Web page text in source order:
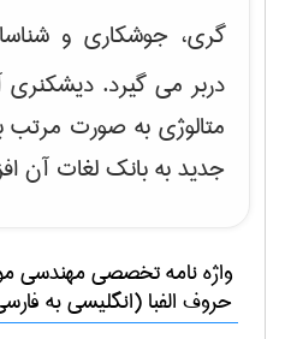
گری، جوشکاری و
دربر می گیرد. دیشکنری
متالوژی به صورت مرتب
جدید به بانک لغات آن
واژه نامه تخصصیمهندسی
حروف الفبا (انگلیسی به